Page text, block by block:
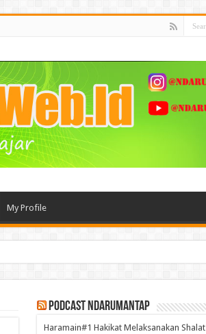
My Profile
PodCast NdaruMantap
Haramain#1 Hakikat Melaksanakan Shalat